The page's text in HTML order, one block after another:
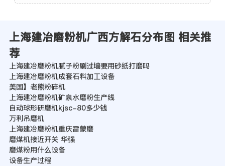
上海建冶磨粉机广西方解石分布图 相关推
荐
上海建冶磨粉机腻子粉刷过墙要用砂纸打磨吗
上海建冶磨粉机成套石料加工设备
美国】老熊粉碎机
上海建冶磨粉机矿泉水磨粉生产线
自动球形研磨机kjsc-80多少钱
万利吊磨机
上海建冶磨粉机重庆雷蒙磨
磨煤机接近开关 华强
磨煤粉用什么设备
设备生产过程